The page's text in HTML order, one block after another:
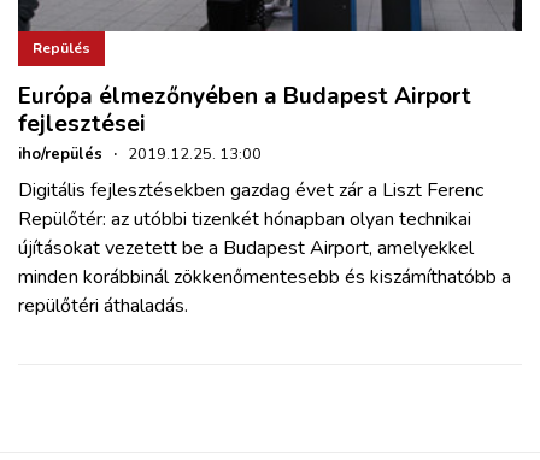
Repülés
Európa élmezőnyében a Budapest Airport
fejlesztései
iho/repülés · 2019.12.25. 13:00
Digitális fejlesztésekben gazdag évet zár a Liszt Ferenc
Repülőtér: az utóbbi tizenkét hónapban olyan technikai
újításokat vezetett be a Budapest Airport, amelyekkel
minden korábbinál zökkenőmentesebb és kiszámíthatóbb a
repülőtéri áthaladás.